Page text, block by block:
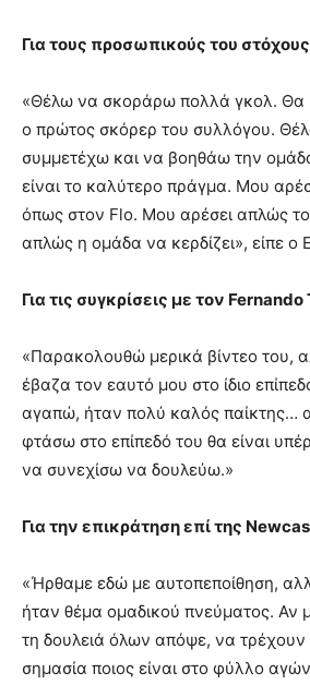
Για τους προσωπικούς του στόχους
«Θέλω να σκοράρω πολλά γκολ. Θα
ο πρώτος σκόρερ του συλλόγου.
συμμετέχω και να βοηθάω την ομάδα
είναι το καλύτερο πράγμα. Μου
όπως στον Flo. Μου αρέσει απλώς
απλώς η ομάδα να κερδίζει», είπε ο
Για τις συγκρίσεις με τον
«Παρακολουθώ μερικά βίντεο του,
έβαζα τον εαυτό μου στο ίδιο
αγαπώ, ήταν πολύ καλός παίκτης…
φτάσω στο επίπεδό του θα είναι
να συνεχίσω να δουλεύω.»
Για την επικράτηση επί της
«Ήρθαμε εδώ με αυτοπεποίθηση,
ήταν θέμα ομαδικού πνεύματος. Αν
τη δουλειά όλων απόψε, να τρέχουν
σημασία ποιος είναι στο φύλλο